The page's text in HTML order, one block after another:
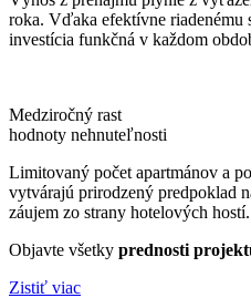
roka. Vďaka efektívne riadenému
investícia funkčná v každom
Medziročný rast
hodnoty nehnuteľnosti
Limitovaný počet apartmánov a
vytvárajú prirodzený predpoklad
záujem zo strany hotelových hostí.
Objavte všetky prednosti
Zistiť viac